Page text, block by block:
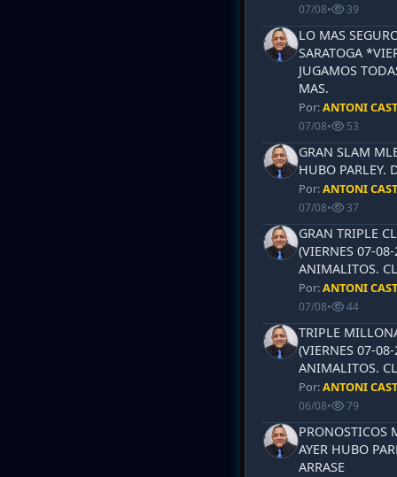
07/08• 39
LO MAS
SARATOGA
JUGAMOS
MAS.
Por:ANTONI
07/08• 53
GRAN SLAM
HUBO PARLEY.
Por:ANTONI
07/08• 37
GRAN TRIPLE
(VIERNES 07-
ANIMALITOS.
Por:ANTONI
07/08• 44
TRIPLE
(VIERNES 07-
ANIMALITOS.
Por:ANTONI
06/08• 79
PRONOSTICOS
AYER HUBO
ARRASE